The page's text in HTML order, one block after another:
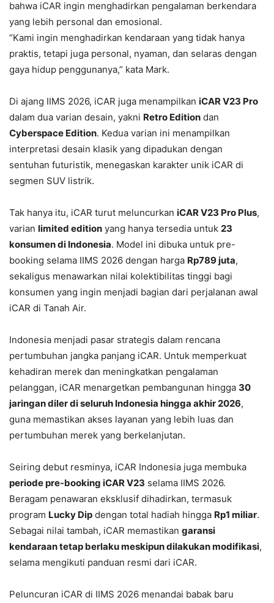
bahwa iCAR ingin menghadirkan pengalaman berkendara
yang lebih personal dan emosional.
“Kami ingin menghadirkan kendaraan yang tidak hanya
praktis, tetapi juga personal, nyaman, dan selaras dengan
gaya hidup penggunanya,” kata Mark.
Di ajang IIMS 2026, iCAR juga menampilkan iCAR V23 Pro
dalam dua varian desain, yakni Retro Edition dan
Cyberspace Edition. Kedua varian ini menampilkan
interpretasi desain klasik yang dipadukan dengan
sentuhan futuristik, menegaskan karakter unik iCAR di
segmen SUV listrik.
Tak hanya itu, iCAR turut meluncurkan iCAR V23 Pro Plus,
varian limited edition yang hanya tersedia untuk 23
konsumen di Indonesia. Model ini dibuka untuk pre-
booking selama IIMS 2026 dengan harga Rp789 juta,
sekaligus menawarkan nilai kolektibilitas tinggi bagi
konsumen yang ingin menjadi bagian dari perjalanan awal
iCAR di Tanah Air.
Indonesia menjadi pasar strategis dalam rencana
pertumbuhan jangka panjang iCAR. Untuk memperkuat
kehadiran merek dan meningkatkan pengalaman
pelanggan, iCAR menargetkan pembangunan hingga 30
jaringan diler di seluruh Indonesia hingga akhir 2026,
guna memastikan akses layanan yang lebih luas dan
pertumbuhan merek yang berkelanjutan.
Seiring debut resminya, iCAR Indonesia juga membuka
periode pre-booking iCAR V23 selama IIMS 2026.
Beragam penawaran eksklusif dihadirkan, termasuk
program Lucky Dip dengan total hadiah hingga Rp1 miliar.
Sebagai nilai tambah, iCAR memastikan garansi
kendaraan tetap berlaku meskipun dilakukan modifikasi,
selama mengikuti panduan resmi dari iCAR.
Peluncuran iCAR di IIMS 2026 menandai babak baru